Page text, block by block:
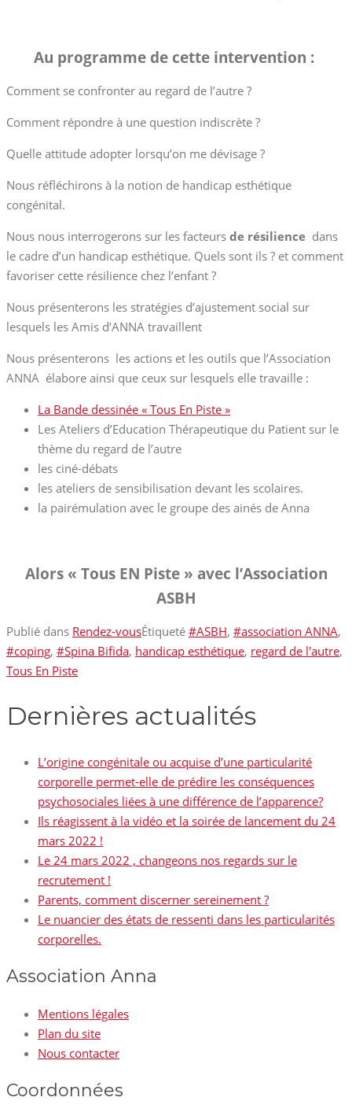
Au programme de cette intervention :
Comment se confronter au regard de l’autre ?
Comment répondre à une question indiscrète ?
Quelle attitude adopter lorsqu’on me dévisage ?
Nous réfléchirons à la notion de handicap esthétique
congénital.
Nous nous interrogerons sur les facteurs de résilience dans
le cadre d’un handicap esthétique. Quels sont ils ? et comment
favoriser cette résilience chez l’enfant ?
Nous présenterons les stratégies d’ajustement social sur
lesquels les Amis d’ANNA travaillent
Nous présenterons les actions et les outils que l’Association
ANNA élabore ainsi que ceux sur lesquels elle travaille :
La Bande dessinée « Tous En Piste »
Les Ateliers d’Education Thérapeutique du Patient sur le
thème du regard de l’autre
les ciné-débats
les ateliers de sensibilisation devant les scolaires.
la pairémulation avec le groupe des ainés de Anna
Alors « Tous EN Piste » avec l’Association
ASBH
Publié dans Rendez-vousÉtiqueté #ASBH, #association ANNA,
#coping, #Spina Bifida, handicap esthétique, regard de l'autre,
Tous En Piste
Dernières actualités
L’origine congénitale ou acquise d’une particularité
corporelle permet-elle de prédire les conséquences
psychosociales liées à une différence de l’apparence?
Ils réagissent à la vidéo et la soirée de lancement du 24
mars 2022 !
Le 24 mars 2022 , changeons nos regards sur le
recrutement !
Parents, comment discerner sereinement ?
Le nuancier des états de ressenti dans les particularités
corporelles.
Association Anna
Mentions légales
Plan du site
Nous contacter
Coordonnées